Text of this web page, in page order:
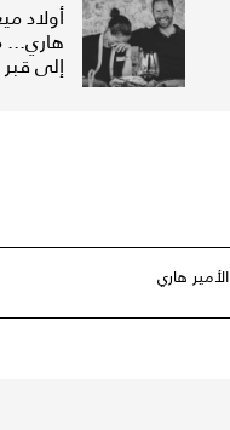
أولاد
هاري...
إلى قبر
الأمير هاري